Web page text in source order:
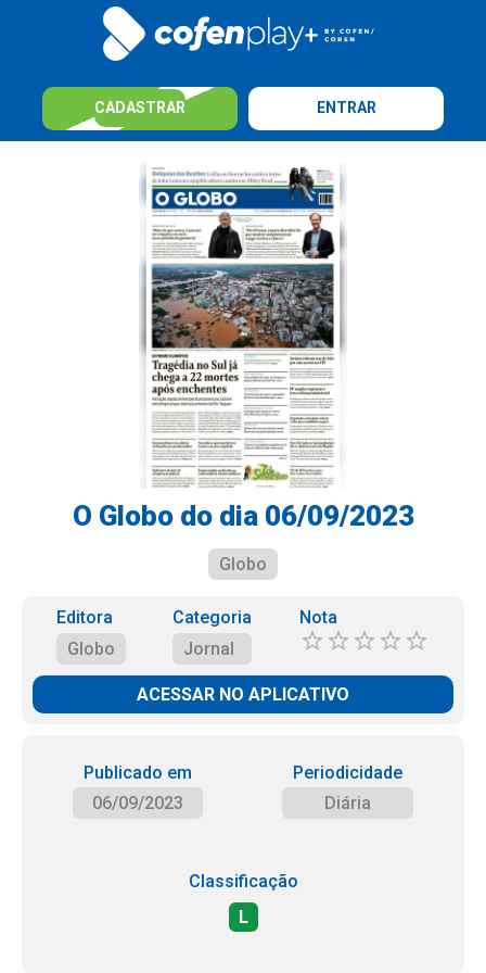
CADASTRAR ENTRAR
O Globo do dia 06/09/2023
Globo
Editora
Globo
Categoria
Jornal
Nota
ACESSAR NO APLICATIVO
Publicado em
06/09/2023
Periodicidade
Diária
Classificação
L